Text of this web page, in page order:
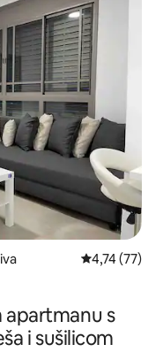
Prosječna
4,74 (77)
apartmanu s
i sušilicom